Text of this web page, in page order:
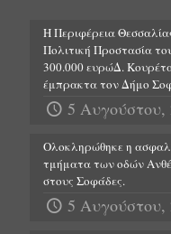
Η Περιφέρεια
Πολιτική Προστασία
300.000 ευρώΔ.
έμπρακτα τον Δήμο
5 Αυγούστου,
Ολοκληρώθηκε η
τμήματα των οδών
στους Σοφάδες.
5 Αυγούστου,